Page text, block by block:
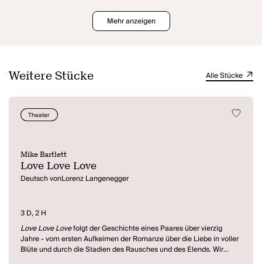
Mehr anzeigen
Weitere Stücke Alle Stücke
Theater
Mike Bartlett
Love Love Love
Deutsch vonLorenz Langenegger
3 D, 2 H
Love Love Lovefolgt der Geschichte eines Paares über vierzig
Jahre - vom ersten Aufkeimen der Romanze über die Liebe in voller
Blüte und durch die Stadien des Rausches und des Elends. Wir